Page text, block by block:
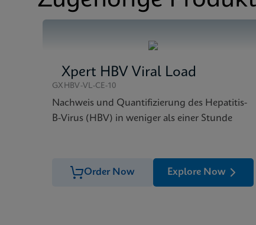
Xpert HBV Viral Load
GXHBV-VL-CE-10
Nachweis und Quantifizierung des Hepatitis-
B-Virus (HBV) in weniger als einer Stunde
Order Now Explore Now